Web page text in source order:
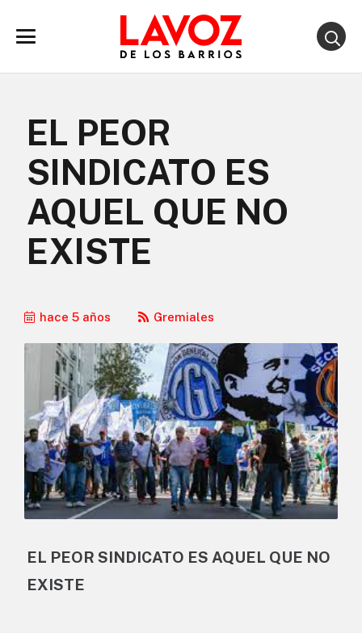
EL PEOR
SINDICATO ES
AQUEL QUE NO
EXISTE
hace 5 años Gremiales
EL PEOR SINDICATO ES AQUEL QUE NO
EXISTE